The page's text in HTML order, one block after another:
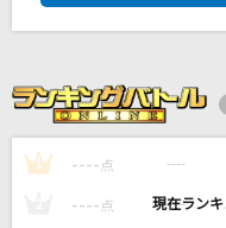
After the Rain [そらる×まふま
パート・オブ・ユア
すずきまゆみ
1 ---- 点 ----
---- 点 ----